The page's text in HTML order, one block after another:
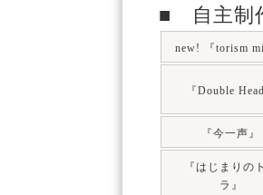
■ 自主制
new! 『torism
『Double Head
『今一声』
『はじまりの
ラ』